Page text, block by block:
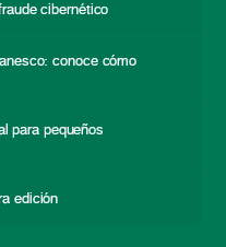
cibernético
conoce cómo
para pequeños
edición